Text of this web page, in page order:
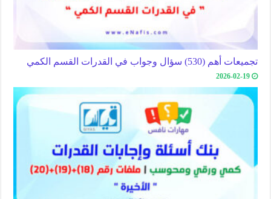
تجميعات أهم (530) سؤال وجواب في القدرات القسم الكمي
2026-02-19